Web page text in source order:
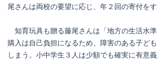
尾さんは両校の要望に応じ、年２回の寄付をす
知育玩具も贈る藤尾さんは「地方の生活水
購入は自己負担になるため、障害のある子ど
しまう。小中学生３人は少額でも確実に有意